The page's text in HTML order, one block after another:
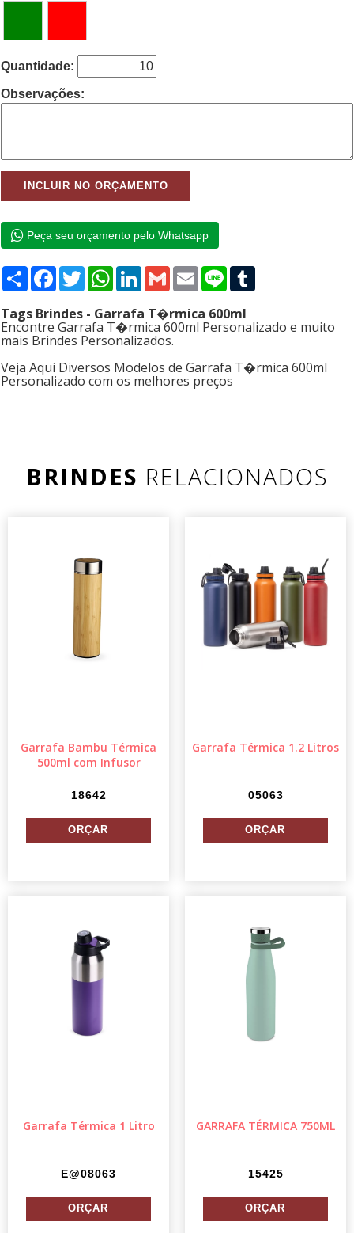
Quantidade:
Observações:
Peça seu orçamento pelo Whatsapp
Compartilhar
Facebook
TwitterWhatsApp
LinkedIn
GmailEmailLine
Tags Brindes - Garrafa T�rmica 600ml
Encontre Garrafa T�rmica 600ml Personalizado e muito
mais Brindes Personalizados.
Veja Aqui Diversos Modelos de Garrafa T�rmica 600ml
Personalizado com os melhores preços
BRINDES RELACIONADOS
Garrafa Bambu Térmica
500ml com Infusor
18642
Garrafa Térmica 1.2 Litros
05063
Garrafa Térmica 1 Litro
E@08063
GARRAFA TÉRMICA 750ML
15425